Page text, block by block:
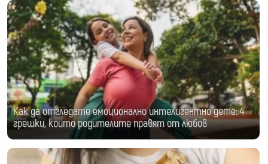
Как да отгледате емоционално интелигентно дете: 4
грешки, които родителите правят от любов